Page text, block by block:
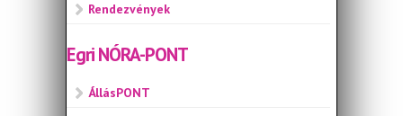
Rendezvények
Egri NÓRA-PONT
ÁllásPONT